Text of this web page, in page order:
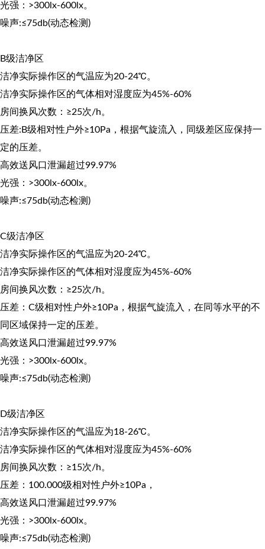
光强：>300lx-600lx。
噪声:≤75db(动态检测)
B级洁净区
洁净实际操作区的气温应为20-24℃。
洁净实际操作区的气体相对湿度应为45%-60%
房间换风次数：≥25次/h。
压差:B级相对性户外≥10Pa，根据气旋流入，同级差区应保持一
定的压差。
高效送风口泄漏超过99.97%
光强：>300lx-600lx。
噪声:≤75db(动态检测)
C级洁净区
洁净实际操作区的气温应为20-24℃。
洁净实际操作区的气体相对湿度应为45%-60%
房间换风次数：≥25次/h。
压差：C级相对性户外≥10Pa，根据气旋流入，在同等水平的不
同区域保持一定的压差。
高效送风口泄漏超过99.97%
光强：>300lx-600lx。
噪声:≤75db(动态检测)
D级洁净区
洁净实际操作区的气温应为18-26℃。
洁净实际操作区的气体相对湿度应为45%-60%
房间换风次数：≥15次/h。
压差：100.000级相对性户外≥10Pa，
高效送风口泄漏超过99.97%
光强：>300lx-600lx。
噪声:≤75db(动态检测)